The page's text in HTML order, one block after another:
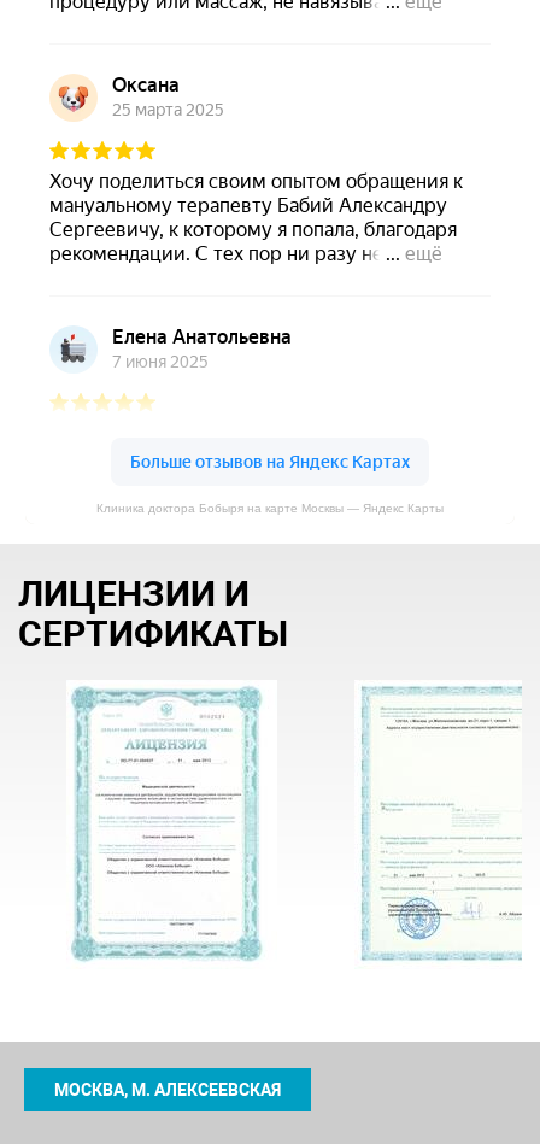
Клиника доктора Бобыря на карте Москвы — Яндекс Карты
ЛИЦЕНЗИИ И
СЕРТИФИКАТЫ
МОСКВА, М. АЛЕКСЕЕВСКАЯ